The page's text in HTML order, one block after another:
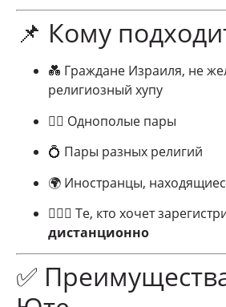
📌 Кому
💑 Граждане Израиля, не
религиозный хупу
🏳️‍🌈 Однополые пары
💍 Пары разных религий
🌍 Иностранцы,
👩‍❤️‍👨 Те, кто хочет
дистанционно
✅